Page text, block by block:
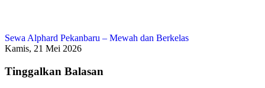
Sewa Alphard Pekanbaru – Mewah dan Berkelas
Kamis, 21 Mei 2026
Tinggalkan Balasan